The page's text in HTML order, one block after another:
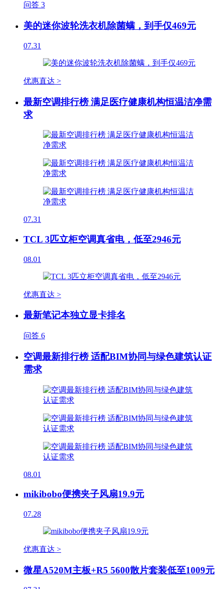
问答 3
美的迷你波轮洗衣机除菌螨，到手仅469元
07.31
优惠直达 >
最新空调排行榜 满足医疗健康机构恒温洁净需
求
07.31
TCL 3匹立柜空调真省电，低至2946元
08.01
优惠直达 >
最新笔记本独立显卡排名
问答 6
空调最新排行榜 适配BIM协同与绿色建筑认证
需求
08.01
mikibobo便携夹子风扇19.9元
07.28
优惠直达 >
微星A520M主板+R5 5600散片套装低至1009元